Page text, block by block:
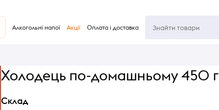
Алкогольні напої Акції Оплата і доставка
Холодець по-домашньому 450 г
Склад